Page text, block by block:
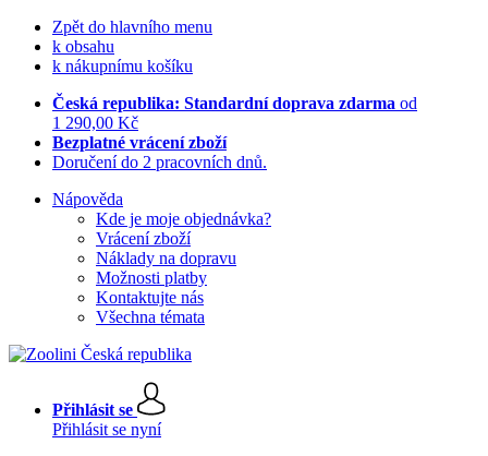
Zpět do hlavního menu
k obsahu
k nákupnímu košíku
Česká republika: Standardní doprava zdarma od
1 290,00 Kč
Bezplatné vrácení zboží
Doručení do 2 pracovních dnů.
Nápověda
Kde je moje objednávka?
Vrácení zboží
Náklady na dopravu
Možnosti platby
Kontaktujte nás
Všechna témata
Přihlásit se
Přihlásit se nyní